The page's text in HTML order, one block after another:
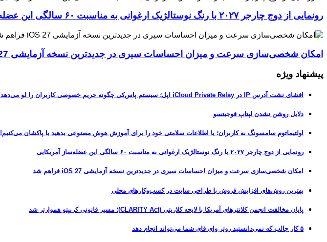
رونمایی از دوج چارجر ۲۰۲۷ با رنگ نوستالژیک ارغوانی به مناسبت ۶۰ سالگی این عضله‌ساز آمریکایی
امکان شخصی‌سازی سرعت و میزان احساسات سیری در جدیدترین نسخه آزمایشی iOS 27 فراهم شد
پیشنهاد ویژه
افشای نشت آدرس IP در iCloud Private Relay اپل؛ سیستم پاس‌کی چگونه حریم خصوصی کاربران را لو می‌دهد؟
دلایل روشن نشدن لپتاپ فوجیتسو
اولتیماتوم سامسونگ به کاربران؛ یا اطلاعات سلامتی خود را برای آموزش هوش مصنوعی بدهید یا پاکشان می‌کنیم!
رونمایی از دوج چارجر ۲۰۲۷ با رنگ نوستالژیک ارغوانی به مناسبت ۶۰ سالگی این عضله‌ساز آمریکایی
امکان شخصی‌سازی سرعت و میزان احساسات سیری در جدیدترین نسخه آزمایشی iOS 27 فراهم شد
بهترین روش‌های افزایش فروش با طراحی سایت در کسب‌وکارهای محلی
پایان مخالفت انجمن کلانترهای آمریکا با لایحه کلاریتی (CLARITY Act)؛ مسیر قانونی کریپتو هموارتر شد
۵ کار جالب که نمی‌دانستید روتر وای فای شما می‌تواند انجام دهد